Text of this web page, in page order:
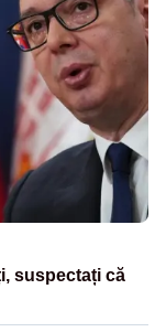
suspectați că